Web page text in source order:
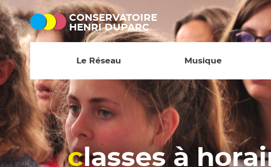
CONSERVATOIRE
HENRI DUPARC
Le Réseau
Présentation
Écoles de musique
Horaires et Contact
Le personnel
Musique
Disciplines et
professeurs
Pratiques collectives
Cursus
Eveil - Initiation
classes à